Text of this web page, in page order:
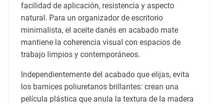
facilidad de aplicación, resistencia y aspecto
natural. Para un organizador de escritorio
minimalista, el aceite danés en acabado mate
mantiene la coherencia visual con espacios de
trabajo limpios y contemporáneos.
Independientemente del acabado que elijas, evita
los barnices poliuretanos brillantes: crean una
película plástica que anula la textura de la madera